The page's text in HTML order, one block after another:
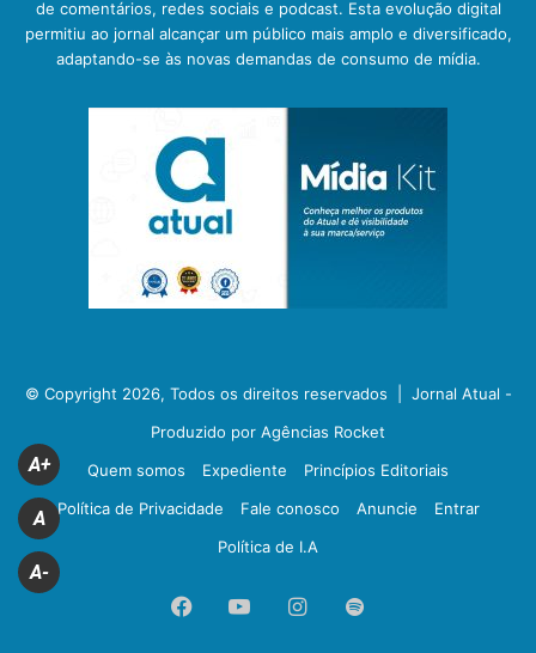
de comentários, redes sociais e podcast. Esta evolução digital
permitiu ao jornal alcançar um público mais amplo e diversificado,
adaptando-se às novas demandas de consumo de mídia.
© Copyright 2026, Todos os direitos reservados | Jornal Atual -
Produzido por Agências Rocket
Quem somos
Expediente
Princípios Editoriais
Política de Privacidade
Fale conosco Anuncie
Entrar
Política de I.A
FacebookYouTubeInstagram
Spotify
A+
A
A-